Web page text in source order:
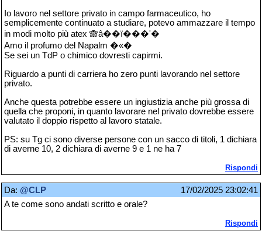
Io lavoro nel settore privato in campo farmaceutico, ho
semplicemente continuato a studiare, potevo ammazzare il tempo
in modi molto più atex 🙈â��ï���'�
Amo il profumo del Napalm �«�
Se sei un TdP o chimico dovresti capirmi.
Riguardo a punti di carriera ho zero punti lavorando nel settore
privato.
Anche questa potrebbe essere un ingiustizia anche più grossa di
quella che proponi, in quanto lavorare nel privato dovrebbe essere
valutato il doppio rispetto al lavoro statale.
PS: su Tg ci sono diverse persone con un sacco di titoli, 1 dichiara
di averne 10, 2 dichiara di averne 9 e 1 ne ha 7
Rispondi
Da: @CLP
17/02/2025 23:02:41
A te come sono andati scritto e orale?
Rispondi